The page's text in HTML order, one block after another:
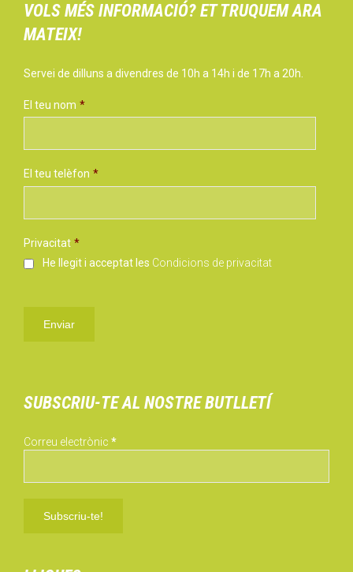
VOLS MÉS INFORMACIÓ? ET TRUQUEM ARA
MATEIX!
Servei de dilluns a divendres de 10h a 14h i de 17h a 20h.
El teu nom *
El teu telèfon *
Privacitat *
He llegit i acceptat les Condicions de privacitat
SUBSCRIU-TE AL NOSTRE BUTLLETÍ
Correu electrònic *